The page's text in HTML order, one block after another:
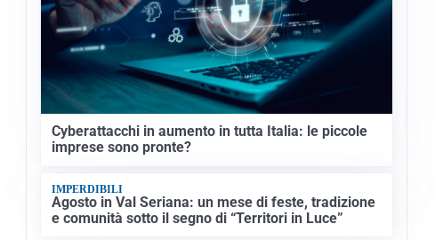
Cyberattacchi in aumento in tutta Italia: le piccole
imprese sono pronte?
IMPERDIBILI
Agosto in Val Seriana: un mese di feste, tradizione
e comunità sotto il segno di “Territori in Luce”